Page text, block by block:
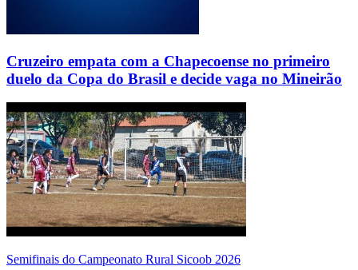
Cruzeiro empata com a Chapecoense no primeiro
duelo da Copa do Brasil e decide vaga no Mineirão
Semifinais do Campeonato Rural Sicoob 2026